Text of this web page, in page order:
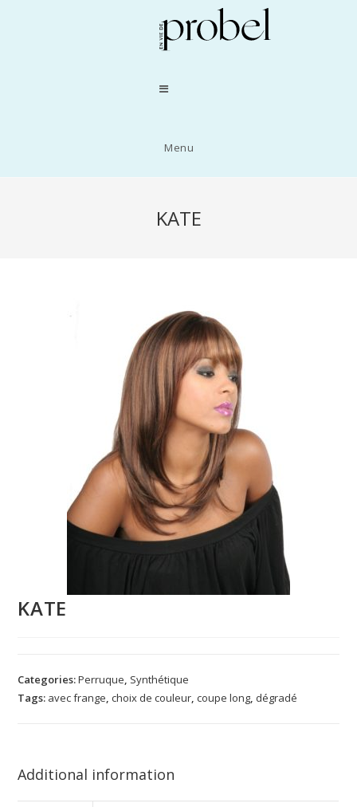
Menu
KATE
KATE
Categories:Perruque, Synthétique
Tags: avec frange,choix de couleur,coupe long, dégradé
Additional information